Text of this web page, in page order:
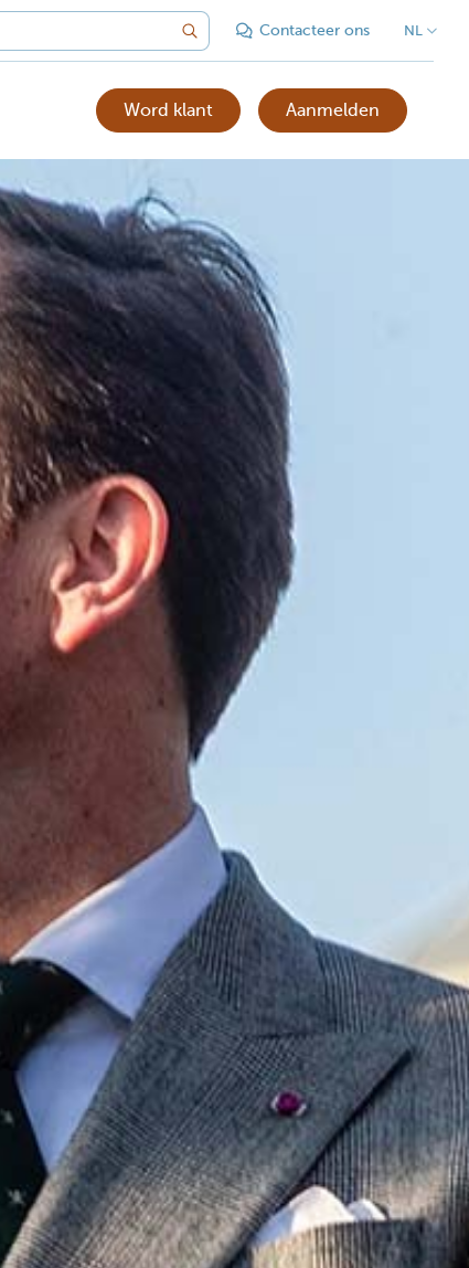
Contacteer ons NL
Word klant Aanmelden